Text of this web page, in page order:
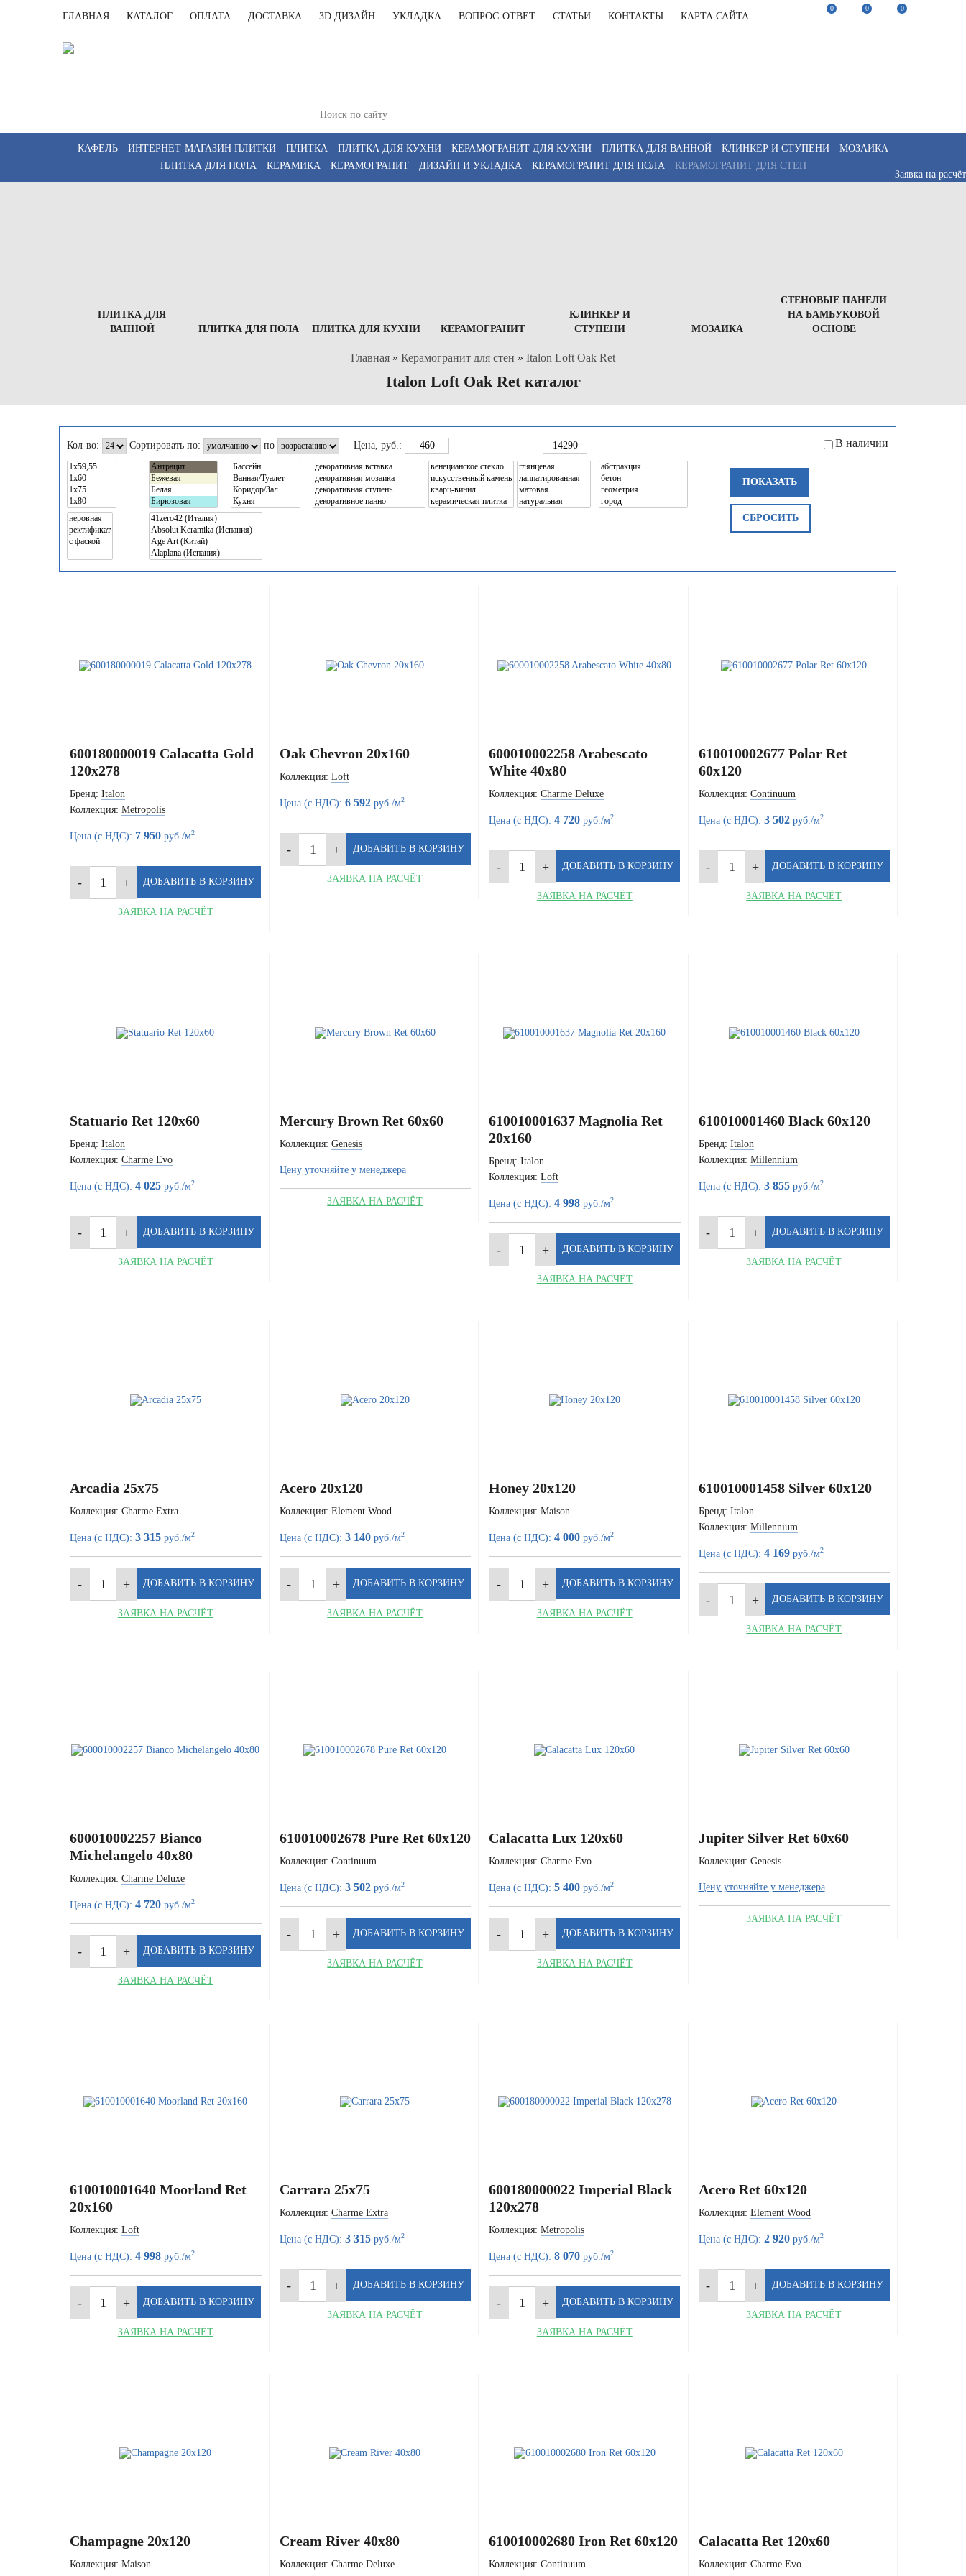
ГЛАВНАЯ КАТАЛОГ ОПЛАТА ДОСТАВКА 3D ДИЗАЙН УКЛАДКА ВОПРОС-ОТВЕТ СТАТЬИ КОНТАКТЫ КАРТА САЙТА
0 0 0
КАФЕЛЬ ИНТЕРНЕТ-МАГАЗИН ПЛИТКИ ПЛИТКА ПЛИТКА ДЛЯ КУХНИ КЕРАМОГРАНИТ ДЛЯ КУХНИ ПЛИТКА ДЛЯ ВАННОЙ КЛИНКЕР И СТУПЕНИ
МОЗАИКА
ПЛИТКА ДЛЯ ПОЛА
КЕРАМИКА КЕРАМОГРАНИТ ДИЗАЙН И УКЛАДКА КЕРАМОГРАНИТ ДЛЯ ПОЛА КЕРАМОГРАНИТ ДЛЯ СТЕН
ПЛИТКА ДЛЯ
ВАННОЙ
ПЛИТКА ДЛЯ ПОЛА ПЛИТКА ДЛЯ КУХНИ КЕРАМОГРАНИТ
КЛИНКЕР И
СТУПЕНИ
МОЗАИКА
СТЕНОВЫЕ ПАНЕЛИ
НА БАМБУКОВОЙ
ОСНОВЕ
Главная » Керамогранит для стен » Italon Loft Oak Ret
Italon Loft Oak Ret каталог
Кол-во: Сортировать по: по Цена, руб.: В наличии
ПОКАЗАТЬ
СБРОСИТЬ
600180000019 Calacatta Gold
120x278
Бренд: Italon
Коллекция: Metropolis
Цена (с НДС): 7 950 руб./м2
ЗАЯВКА НА РАСЧЁТ
Oak Chevron 20x160
Коллекция: Loft
Цена (с НДС): 6 592руб./м2
ЗАЯВКА НА РАСЧЁТ
600010002258 Arabescato
White 40x80
Коллекция: Charme Deluxe
Цена (с НДС): 4 720 руб./м2
ЗАЯВКА НА РАСЧЁТ
610010002677 Polar Ret
60x120
Коллекция: Continuum
Цена (с НДС): 3 502руб./м2
ЗАЯВКА НА РАСЧЁТ
Statuario Ret 120x60
Бренд: Italon
Коллекция: Charme Evo
Цена (с НДС): 4 025 руб./м2
ЗАЯВКА НА РАСЧЁТ
Mercury Brown Ret 60x60
Коллекция: Genesis
Цену уточняйте у менеджера
ЗАЯВКА НА РАСЧЁТ
610010001637 Magnolia Ret
20x160
Бренд: Italon
Коллекция: Loft
Цена (с НДС): 4 998 руб./м2
ЗАЯВКА НА РАСЧЁТ
610010001460 Black 60x120
Бренд: Italon
Коллекция: Millennium
Цена (с НДС): 3 855руб./м2
ЗАЯВКА НА РАСЧЁТ
Arcadia 25x75
Коллекция: Charme Extra
Цена (с НДС): 3 315 руб./м2
ЗАЯВКА НА РАСЧЁТ
Acero 20x120
Коллекция: Element Wood
Цена (с НДС): 3 140руб./м2
ЗАЯВКА НА РАСЧЁТ
Honey 20x120
Коллекция: Maison
Цена (с НДС): 4 000 руб./м2
ЗАЯВКА НА РАСЧЁТ
610010001458 Silver 60x120
Бренд: Italon
Коллекция: Millennium
Цена (с НДС): 4 169руб./м2
ЗАЯВКА НА РАСЧЁТ
600010002257 Bianco
Michelangelo 40x80
Коллекция: Charme Deluxe
Цена (с НДС): 4 720 руб./м2
ЗАЯВКА НА РАСЧЁТ
610010002678 Pure Ret 60x120
Коллекция: Continuum
Цена (с НДС): 3 502руб./м2
ЗАЯВКА НА РАСЧЁТ
Calacatta Lux 120x60
Коллекция: Charme Evo
Цена (с НДС): 5 400 руб./м2
ЗАЯВКА НА РАСЧЁТ
Jupiter Silver Ret 60x60
Коллекция: Genesis
Цену уточняйте у менеджера
ЗАЯВКА НА РАСЧЁТ
610010001640 Moorland Ret
20x160
Коллекция: Loft
Цена (с НДС): 4 998 руб./м2
ЗАЯВКА НА РАСЧЁТ
Carrara 25x75
Коллекция: Charme Extra
Цена (с НДС): 3 315руб./м2
ЗАЯВКА НА РАСЧЁТ
600180000022 Imperial Black
120x278
Коллекция: Metropolis
Цена (с НДС): 8 070 руб./м2
ЗАЯВКА НА РАСЧЁТ
Acero Ret 60x120
Коллекция: Element Wood
Цена (с НДС): 2 920руб./м2
ЗАЯВКА НА РАСЧЁТ
Champagne 20x120
Коллекция: Maison
Cream River 40x80
Коллекция: Charme Deluxe
610010002680 Iron Ret 60x120
Коллекция: Continuum
Calacatta Ret 120x60
Коллекция: Charme Evo
Заявка на расчёт